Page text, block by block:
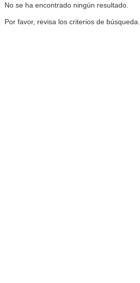
No se ha encontrado ningún resultado.
Por favor, revisa los criterios de búsqueda.